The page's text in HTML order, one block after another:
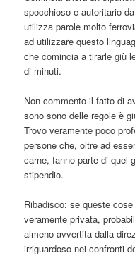
spocchioso e autoritario
utilizza parole molto
ad utilizzare questo
che comincia a tirarle giù
di minuti.
Non commento il fatto di
sono sono delle regole è
Trovo veramente poco
persone che, oltre ad
carne, fanno parte di quel
stipendio.
Ribadisco: se queste
veramente privata,
almeno avvertita dalla
irriguardoso nei confronti